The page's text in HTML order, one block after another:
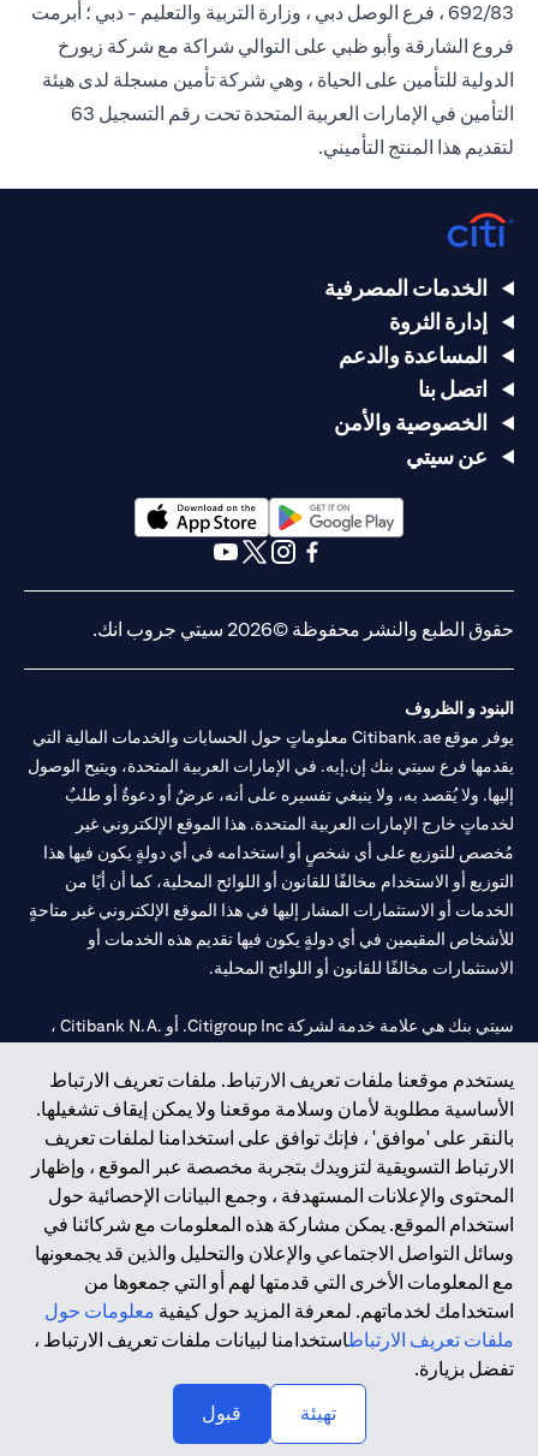
692/83 ، فرع الوصل دبي ، وزارة التربية والتعليم - دبي ؛ أبرمت
فروع الشارقة وأبو ظبي على التوالي شراكة مع شركة زيورخ
الدولية للتأمين على الحياة ، وهي شركة تأمين مسجلة لدى هيئة
التأمين في الإمارات العربية المتحدة تحت رقم التسجيل 63
لتقديم هذا المنتج التأميني.
يستخدم موقعنا ملفات تعريف الارتباط. ملفات تعريف الارتباط
الأساسية مطلوبة لأمان وسلامة موقعنا ولا يمكن إيقاف تشغيلها.
بالنقر على 'موافق' ، فإنك توافق على استخدامنا لملفات تعريف
الارتباط التسويقية لتزويدك بتجربة مخصصة عبر الموقع ، وإظهار
المحتوى والإعلانات المستهدفة ، وجمع البيانات الإحصائية حول
استخدام الموقع. يمكن مشاركة هذه المعلومات مع شركائنا في
وسائل التواصل الاجتماعي والإعلان والتحليل والذين قد يجمعونها
مع المعلومات الأخرى التي قدمتها لهم أو التي جمعوها من
استخدامك لخدماتهم. لمعرفة المزيد حول كيفية معلومات حول
ملفات تعريف الارتباطاستخدامنا لبيانات ملفات تعريف الارتباط ،
تفضل بزيارة.
تهيئة
قبول
الخدمات المصرفية
إدارة الثروة
المساعدة والدعم
اتصل بنا
الخصوصية والأمن
عن سيتي
(opens in a new tab)
حقوق الطبع والنشر محفوظة ©2026 سيتي جروب انك.
البنود و الظروف
يوفر موقع Citibank.ae معلوماتٍ حول الحسابات والخدمات المالية التي
يقدمها فرع سيتي بنك إن.إيه. في الإمارات العربية المتحدة، ويتيح الوصول
إليها. ولا يُقصد به، ولا ينبغي تفسيره على أنه، عرضٌ أو دعوةٌ أو طلبٌ
لخدماتٍ خارج الإمارات العربية المتحدة. هذا الموقع الإلكتروني غير
مُخصص للتوزيع على أي شخصٍ أو استخدامه في أي دولةٍ يكون فيها هذا
التوزيع أو الاستخدام مخالفًا للقانون أو اللوائح المحلية، كما أن أيًا من
الخدمات أو الاستثمارات المشار إليها في هذا الموقع الإلكتروني غير متاحةٍ
للأشخاص المقيمين في أي دولةٍ يكون فيها تقديم هذه الخدمات أو
الاستثمارات مخالفًا للقانون أو اللوائح المحلية.
سيتي بنك هي علامة خدمة لشركة Citigroup Inc. أو .Citibank N.A ،
سيتي بنك إن. إيه. الإمارات مسجل لدى مصرف الإمارات المركزي تحت
أرقام التراخيص 202563 لفرع الوصل في دبي، 531989 لفرع مول
الإمارات في دبي، وCN-1002019لفرع أبوظبي. هاتف: 4000 311 04.
فرع سيتي بنك إن إيه - الإمارات العربية المتحدة مرخص من مصرف
الإمارات العربية المتحدة المركزي كفرع لبنك أجنبي.
سيتي بنك إن إيه الإمارات العربية المتحدة مرخص من هيئة الأوراق المالية
والسلع في الإمارات العربية المتحدة ("SCA") للقيام بالنشاط المالي لـ أ)
الاستشارات المالية والتعريف والترويج بموجب ترخيص رقم
20200000097 ب) وسيط تداول في الأسواق الدولية بموجب ترخيص
حقوق الطبع والنشر محفوظة ©2026 سيتي جروب انك.